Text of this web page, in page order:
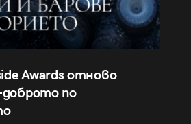
Awards отново
по